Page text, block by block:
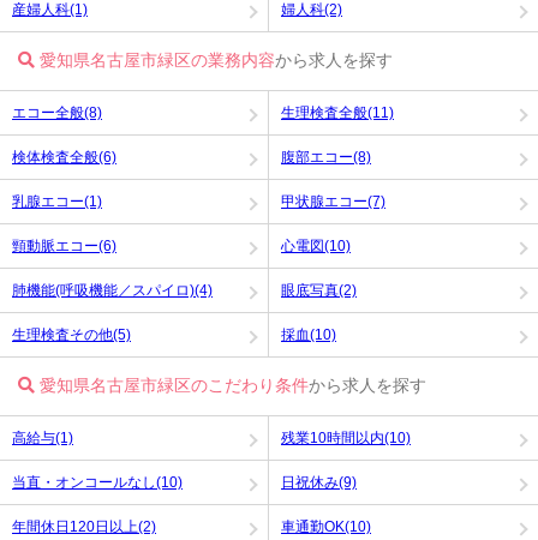
産婦人科(1) 婦人科(2)
愛知県名古屋市緑区の業務内容から求人を探す
エコー全般(8) 生理検査全般(11)
検体検査全般(6) 腹部エコー(8)
乳腺エコー(1) 甲状腺エコー(7)
頸動脈エコー(6) 心電図(10)
肺機能(呼吸機能／スパイロ)(4) 眼底写真(2)
生理検査その他(5) 採血(10)
愛知県名古屋市緑区のこだわり条件から求人を探す
高給与(1) 残業10時間以内(10)
当直・オンコールなし(10) 日祝休み(9)
年間休日120日以上(2) 車通勤OK(10)